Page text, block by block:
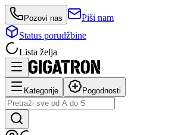
Pozovi nas
Piši nam
Status porudžbine
Lista želja
Kategorije Pogodnosti